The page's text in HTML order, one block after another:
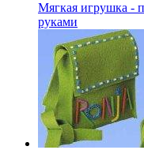
Мягкая игрушка -
руками